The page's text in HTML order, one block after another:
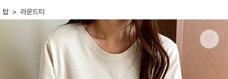
탑 라운드티